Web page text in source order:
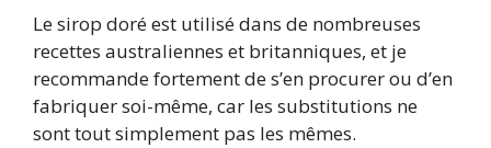
Le sirop doré est utilisé dans de nombreuses
recettes australiennes et britanniques, et je
recommande fortement de s’en procurer ou d’en
fabriquer soi-même, car les substitutions ne
sont tout simplement pas les mêmes.